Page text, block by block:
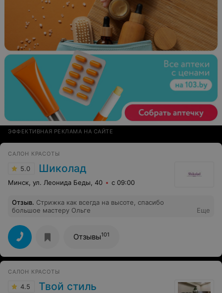
ЭФФЕКТИВНАЯ РЕКЛАМА НА САЙТЕ
САЛОН КРАСОТЫ
5.0 Шиколад
Минск, ул. Леонида Беды, 40 с 09:00
Отзыв. Стрижка как всегда на высоте, спасибо
большое мастеру Ольге
Еще
Отзывы101
САЛОН КРАСОТЫ
4.5 Твой стиль